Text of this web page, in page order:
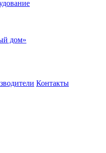
дом»
Контакты